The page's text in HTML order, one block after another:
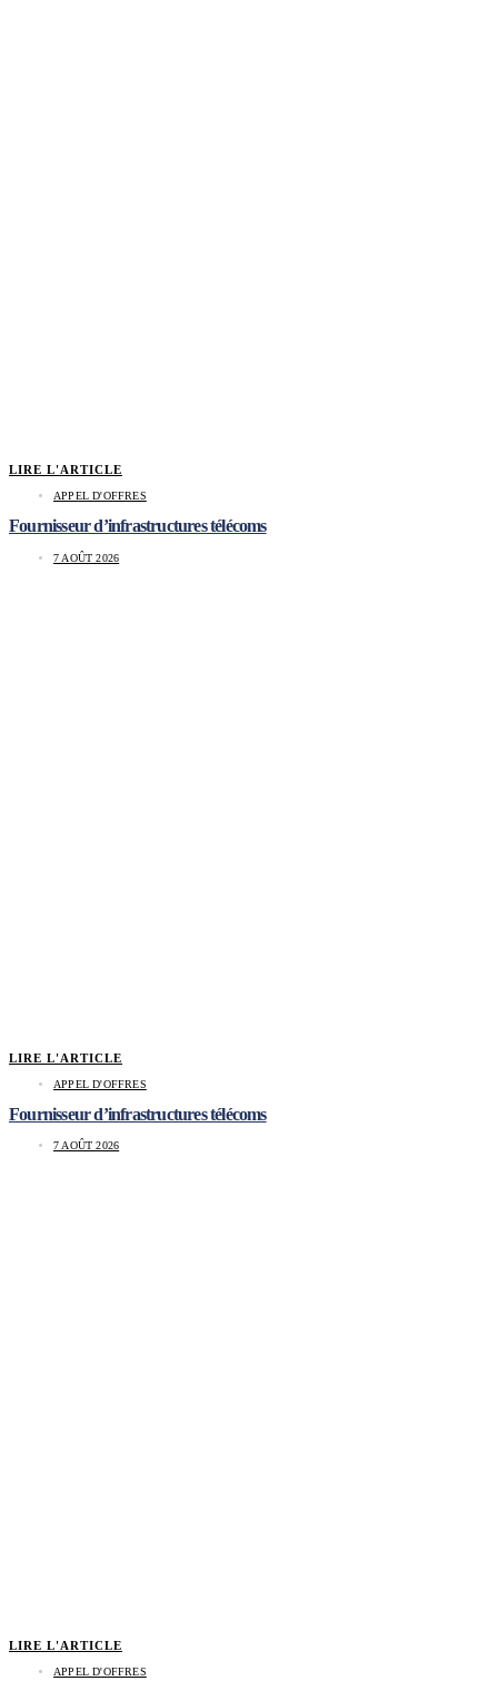
LIRE L'ARTICLE
APPEL D'OFFRES
Fournisseur d’infrastructures télécoms
7 AOÛT 2026
LIRE L'ARTICLE
APPEL D'OFFRES
Fournisseur d’infrastructures télécoms
7 AOÛT 2026
LIRE L'ARTICLE
APPEL D'OFFRES